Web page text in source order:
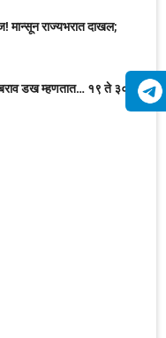
राज्यभरात दाखल;
डख म्हणतात… १९ ते ३० जून